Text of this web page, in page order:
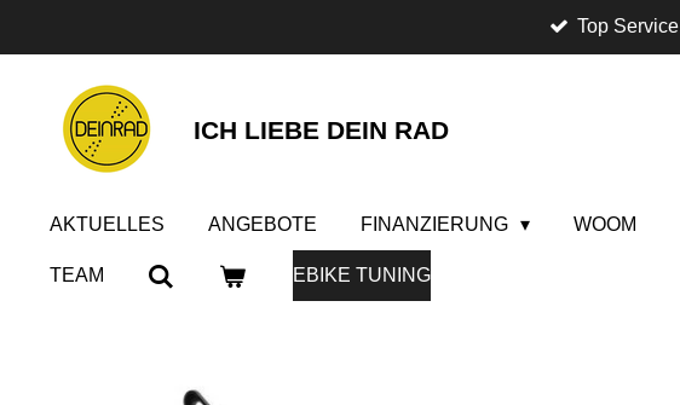
Hauptinhalt
springen
Top Service
ICH LIEBE DEIN RAD
AKTUELLES ANGEBOTE FINANZIERUNG WOOM
TEAM EBIKE TUNING